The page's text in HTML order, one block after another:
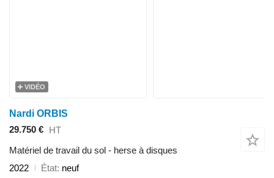
VIDÉO
Nardi ORBIS
29.750 € HT
Matériel de travail du sol - herse à disques
2022
État neuf